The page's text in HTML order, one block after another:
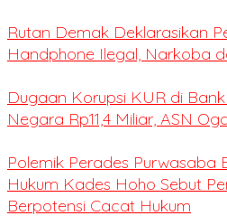
Rutan Demak Deklarasikan
Handphone Ilegal, Narkoba
Dugaan Korupsi KUR di
Negara Rp11,4 Miliar, ASN
Polemik Perades Purwasaba
Hukum Kades Hoho Sebut
Berpotensi Cacat Hukum